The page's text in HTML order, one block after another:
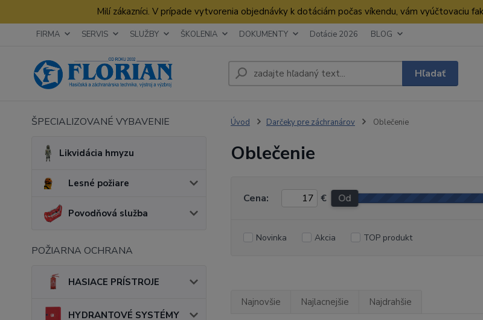
Milí zákazníci. V prípade vytvorenia objednávky k dotáciám počas víkendu, vám vyúčtovaciu
FIRMA SERVIS SLUŽBY ŠKOLENIA DOKUMENTY Dotácie 2026 BLOG
Hľadať
ŠPECIALIZOVANÉ VYBAVENIE
Likvidácia hmyzu
Lesné požiare
Povodňová služba
POŽIARNA OCHRANA
HASIACE PRÍSTROJE
HYDRANTOVÉ SYSTÉMY
Úvod Darčeky pre záchranárov Oblečenie
Oblečenie
Cena: € Od
Novinka Akcia TOP produkt
Najnovšie Najlacnejšie Najdrahšie